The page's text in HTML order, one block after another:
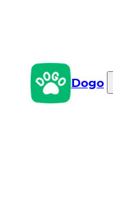
Dogo